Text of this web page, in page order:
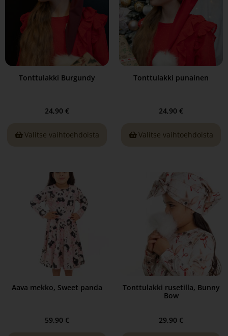
Tonttulakki Burgundy
24,90 €
Valitse vaihtoehdoista
Tonttulakki punainen
24,90 €
Valitse vaihtoehdoista
Aava mekko, Sweet panda
59,90 €
Tonttulakki rusetilla, Bunny
Bow
29,90 €